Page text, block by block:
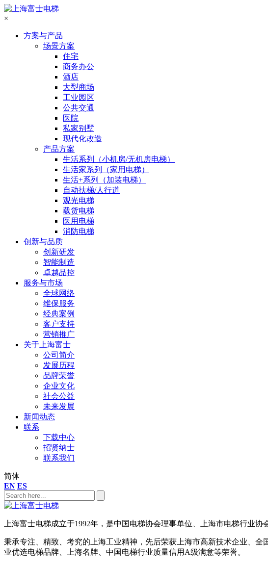
×
方案与产品
场景方案
住宅
商务办公
酒店
大型商场
工业园区
公共交通
医院
私家别墅
现代化改造
产品方案
生活系列（小机房/无机房电梯）
生活家系列（家用电梯）
生活+系列（加装电梯）
自动扶梯/人行道
观光电梯
载货电梯
医用电梯
消防电梯
创新与品质
创新研发
智能制造
卓越品控
服务与市场
全球网络
维保服务
经典案例
客户支持
营销推广
关于上海富士
公司简介
发展历程
品牌荣誉
企业文化
社会公益
未来发展
新闻动态
联系
下载中心
招贤纳士
联系我们
简体
EN ES
上海富士电梯成立于1992年，是中国电梯协会理事单位、上海市电梯行业协
秉承专注、精致、考究的上海工业精神，先后荣获上海市高新技术企业、
业优选电梯品牌、上海名牌、中国电梯行业质量信用A级满意等荣誉。